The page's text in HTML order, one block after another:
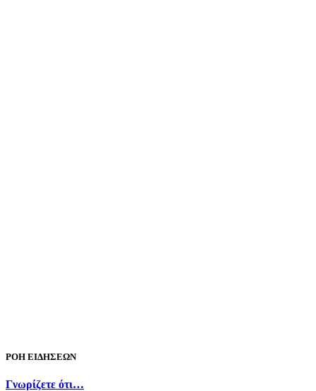
ΡΟΗ ΕΙΔΗΣΕΩΝ
Γνωρίζετε ότι…